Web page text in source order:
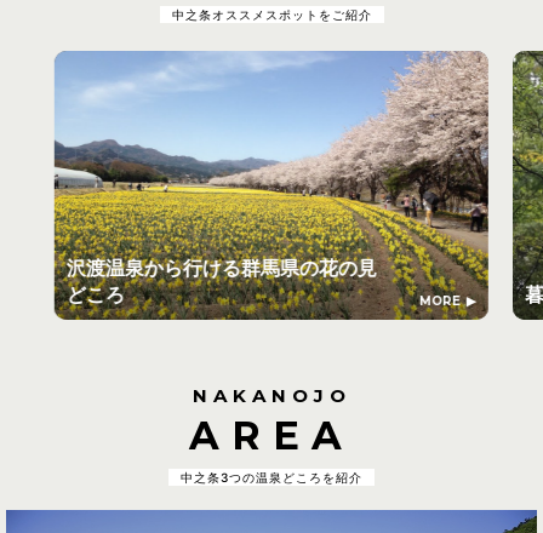
中之条オススメスポットをご紹介
沢渡温泉から行ける群馬県の花の見
どころ
MORE
NAKANOJO
AREA
中之条3つの温泉どころを紹介